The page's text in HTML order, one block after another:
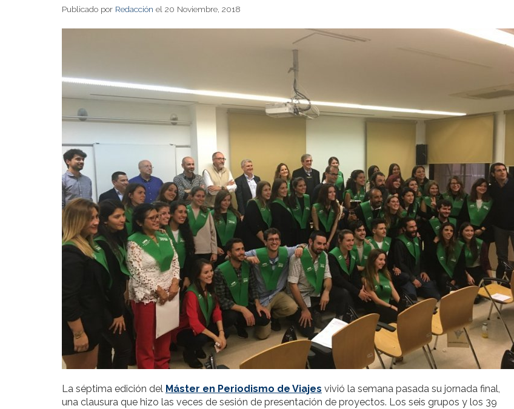
Publicado por Redacción el 20 Noviembre, 2018
La séptima edición del Máster en Periodismo de Viajes vivió la semana pasada su jornada final,
una clausura que hizo las veces de sesión de presentación de proyectos. Los seis grupos y los 39